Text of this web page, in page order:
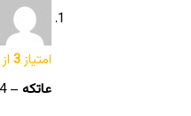
امتیاز3 از 5
عاتکه –
24